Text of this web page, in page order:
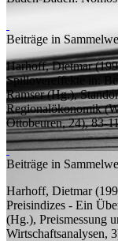
Beiträge in
Harhoff, Dietmar
Spillovereffekte in:
Ramser (Hg.),
Regionalökonomik
Ottobeuren, 24), 83-
Beiträge in
Harhoff, Dietmar
Preisindizes - Ein
(Hg.), Preismessung
Wirtschaftsanalysen,